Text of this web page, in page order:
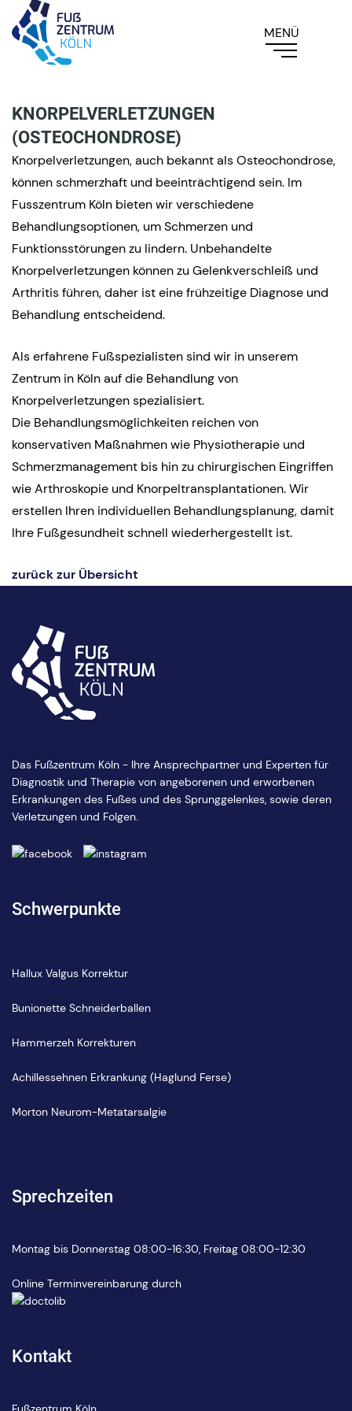
KNORPELVERLETZUNGEN
(OSTEOCHONDROSE)
Knorpelverletzungen, auch bekannt als Osteochondrose,
können schmerzhaft und beeinträchtigend sein. Im
Fusszentrum Köln bieten wir verschiedene
Behandlungsoptionen, um Schmerzen und
Funktionsstörungen zu lindern. Unbehandelte
Knorpelverletzungen können zu Gelenkverschleiß und
Arthritis führen, daher ist eine frühzeitige Diagnose und
Behandlung entscheidend.
Als erfahrene Fußspezialisten sind wir in unserem
Zentrum in Köln auf die Behandlung von
Knorpelverletzungen spezialisiert.
Die Behandlungsmöglichkeiten reichen von
konservativen Maßnahmen wie Physiotherapie und
Schmerzmanagement bis hin zu chirurgischen Eingriffen
wie Arthroskopie und Knorpeltransplantationen. Wir
erstellen Ihren individuellen Behandlungsplanung, damit
Ihre Fußgesundheit schnell wiederhergestellt ist.
zurück zur Übersicht
Das Fußzentrum Köln - Ihre Ansprechpartner und Experten für
Diagnostik und Therapie von angeborenen und erworbenen
Erkrankungen des Fußes und des Sprunggelenkes, sowie deren
Verletzungen und Folgen.
Schwerpunkte
Hallux Valgus Korrektur
Bunionette Schneiderballen
Hammerzeh Korrekturen
Achillessehnen Erkrankung (Haglund Ferse)
Morton Neurom-Metatarsalgie
Sprechzeiten
Montag bis Donnerstag 08:00-16:30, Freitag 08:00-12:30
Online Terminvereinbarung durch
Kontakt